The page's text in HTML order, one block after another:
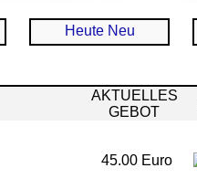
Heute Neu
AKTUELLES
GEBOT
45.00 Euro